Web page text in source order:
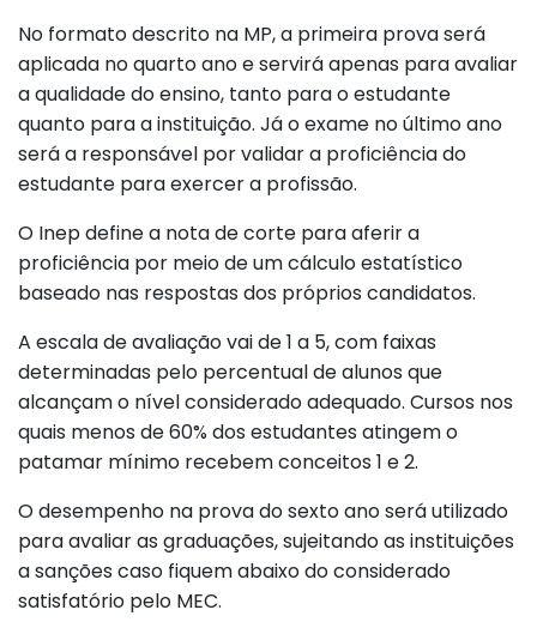
No formato descrito na MP, a primeira prova será
aplicada no quarto ano e servirá apenas para avaliar
a qualidade do ensino, tanto para o estudante
quanto para a instituição. Já o exame no último ano
será a responsável por validar a proficiência do
estudante para exercer a profissão.
O Inep define a nota de corte para aferir a
proficiência por meio de um cálculo estatístico
baseado nas respostas dos próprios candidatos.
A escala de avaliação vai de 1 a 5, com faixas
determinadas pelo percentual de alunos que
alcançam o nível considerado adequado. Cursos nos
quais menos de 60% dos estudantes atingem o
patamar mínimo recebem conceitos 1 e 2.
O desempenho na prova do sexto ano será utilizado
para avaliar as graduações, sujeitando as instituições
a sanções caso fiquem abaixo do considerado
satisfatório pelo MEC.